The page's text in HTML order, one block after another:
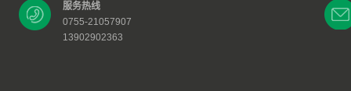
服务热线
0755-21057907
13902902363